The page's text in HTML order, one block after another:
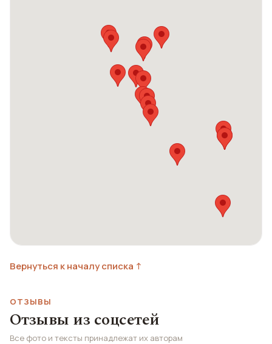
Вернуться к началу списка ↑
ОТЗЫВЫ
Отзывы из соцсетей
Все фото и тексты принадлежат их авторам